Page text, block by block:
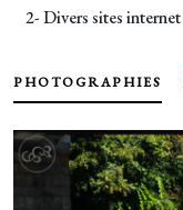
2- Divers sites internet
PHOTOGRAPHIES